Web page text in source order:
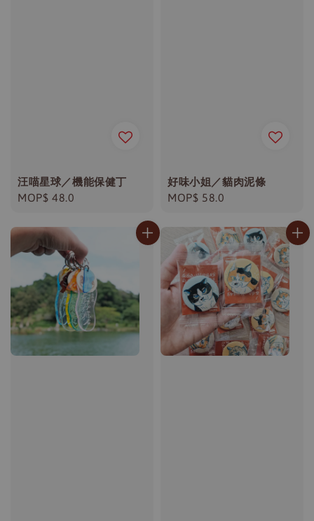
汪喵星球／機能保健丁
Regular
MOP$ 48.0
好味小姐／貓肉泥條
Regular
MOP$ 58.0